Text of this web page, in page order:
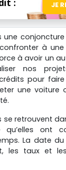
: JE
à
à avoir un
nos
pour
une voiture
se retrouvent
ont
La date
les taux et